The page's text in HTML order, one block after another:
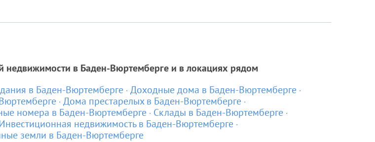
недвижимости в Баден-Вюртемберге и в локациях рядом
в Баден-Вюртемберге Доходные дома в Баден-Вюртемберге
Дома престарелых в Баден-Вюртемберге
номера в Баден-Вюртемберге Склады в Баден-Вюртемберге
недвижимость в Баден-Вюртемберге
земли в Баден-Вюртемберге